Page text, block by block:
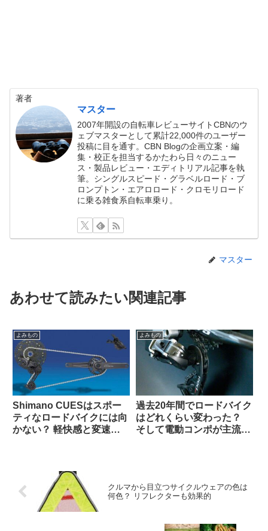
著者
マスター
2007年開設の自転車レビューサイトCBNのウ
ェブマスターとして累計22,000件のユーザー
投稿に目を通す。CBN Blogの企画立案・編
集・校正を担当するかたわら日々のニュー
ス・製品レビュー・エディトリアル記事を執
筆。シングルスピード・グラベルロード・ブ
ロンプトン・エアロロード・クロモリロード
に乗る雑食系自転車乗り。
マスター
あわせて読みたい関連記事
よみもの
Shimano CUESはスポー
ティなロードバイクには向
かない？ 軽快感と変速の
よみもの
過去20年間でロードバイク
はどれくらい変わった？
そして電動コンポが主流に
クルマから目立つサイクルウェアの色は
何色？ リフレクターも効果的